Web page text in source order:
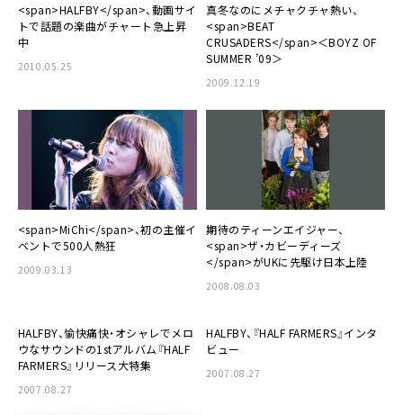
<span>HALFBY</span>、動画サイ
トで話題の楽曲がチャート急上昇
中
2010.05.25
真冬なのにメチャクチャ熱い、
<span>BEAT
CRUSADERS</span>＜BOYZ OF
SUMMER ’09＞
2009.12.19
<span>MiChi</span>、初の主催イ
ベントで500人熱狂
2009.03.13
期待のティーンエイジャー、
<span>ザ・カビーディーズ
</span>がUKに先駆け日本上陸
2008.08.03
HALFBY、愉快痛快・オシャレでメロ
ウなサウンドの1stアルバム『HALF
FARMERS』リリース大特集
2007.08.27
HALFBY、『HALF FARMERS』インタ
ビュー
2007.08.27